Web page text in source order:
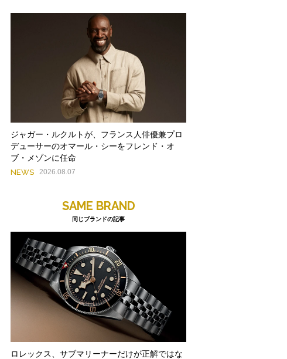
ジャガー・ルクルトが、フランス人俳優兼プロ
デューサーのオマール・シーをフレンド・オ
ブ・メゾンに任命
NEWS 2026.08.07
SAME BRAND
同じブランドの記事
ロレックス、サブマリーナーだけが正解ではな